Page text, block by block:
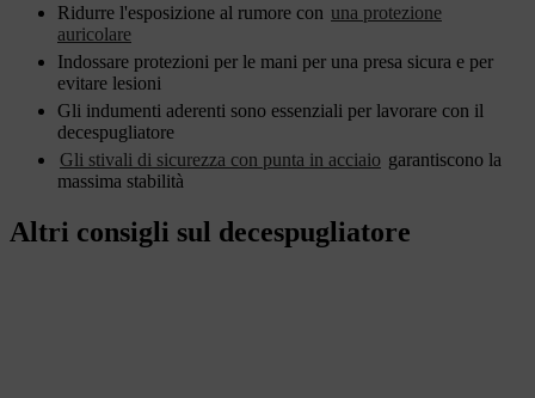
Ridurre l'esposizione al rumore con una protezione
auricolare
Indossare protezioni per le mani per una presa sicura e per
evitare lesioni
Gli indumenti aderenti sono essenziali per lavorare con il
decespugliatore
Gli stivali di sicurezza con punta in acciaio garantiscono la
massima stabilità
Altri consigli sul decespugliatore